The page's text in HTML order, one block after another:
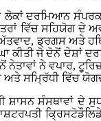
ਦਰਮਿਆਨ
ਵਿੱਚ ਸਹਿਯੋਗ ਦੇ
ਡ੍ਰਗਸ ਅਤੇ
ਕੀਤੀ ਜੋ ਦੋਨੋਂ
ਨੇ ਵਪਾਰ,
ਸਮ੍ਰਿੱਧੀ ਵਿੱਚ
ਸੰਸਥਾਵਾਂ ਦੇ